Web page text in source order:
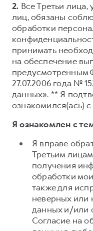
2. Все Третьи лица,
лиц, обязаны
обработки
принимать
на обеспечение
предусмотренным
27.07.2006 года №
данных». ** Я
ознакомился(ась) с
Я ознакомлен с
Я вправе
Третьим
получения
обработки
также для
неверных или
данных и/или
Согласие на